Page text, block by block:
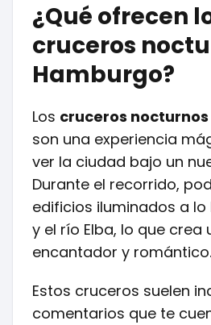
¿Qué ofrecen
cruceros
Hamburgo?
Los cruceros
son una experiencia
ver la ciudad bajo un
Durante el recorrido,
edificios iluminados a
y el río Elba, lo que crea
encantador y romántico.
Estos cruceros suelen
comentarios que te